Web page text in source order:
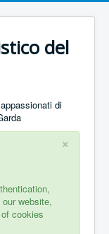
del
di
×
website,
cookies